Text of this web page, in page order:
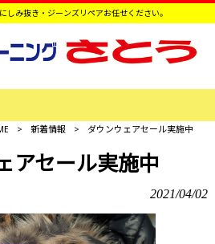
しみ抜き・ジーンズリペアお任せください。
> 新着情報 > ダウンウェアセール実施中
アセール実施中
2021/04/02